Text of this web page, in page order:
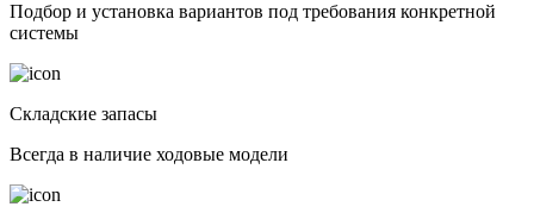
Подбор и установка вариантов под требования конкретной
системы
Складские запасы
Всегда в наличие ходовые модели